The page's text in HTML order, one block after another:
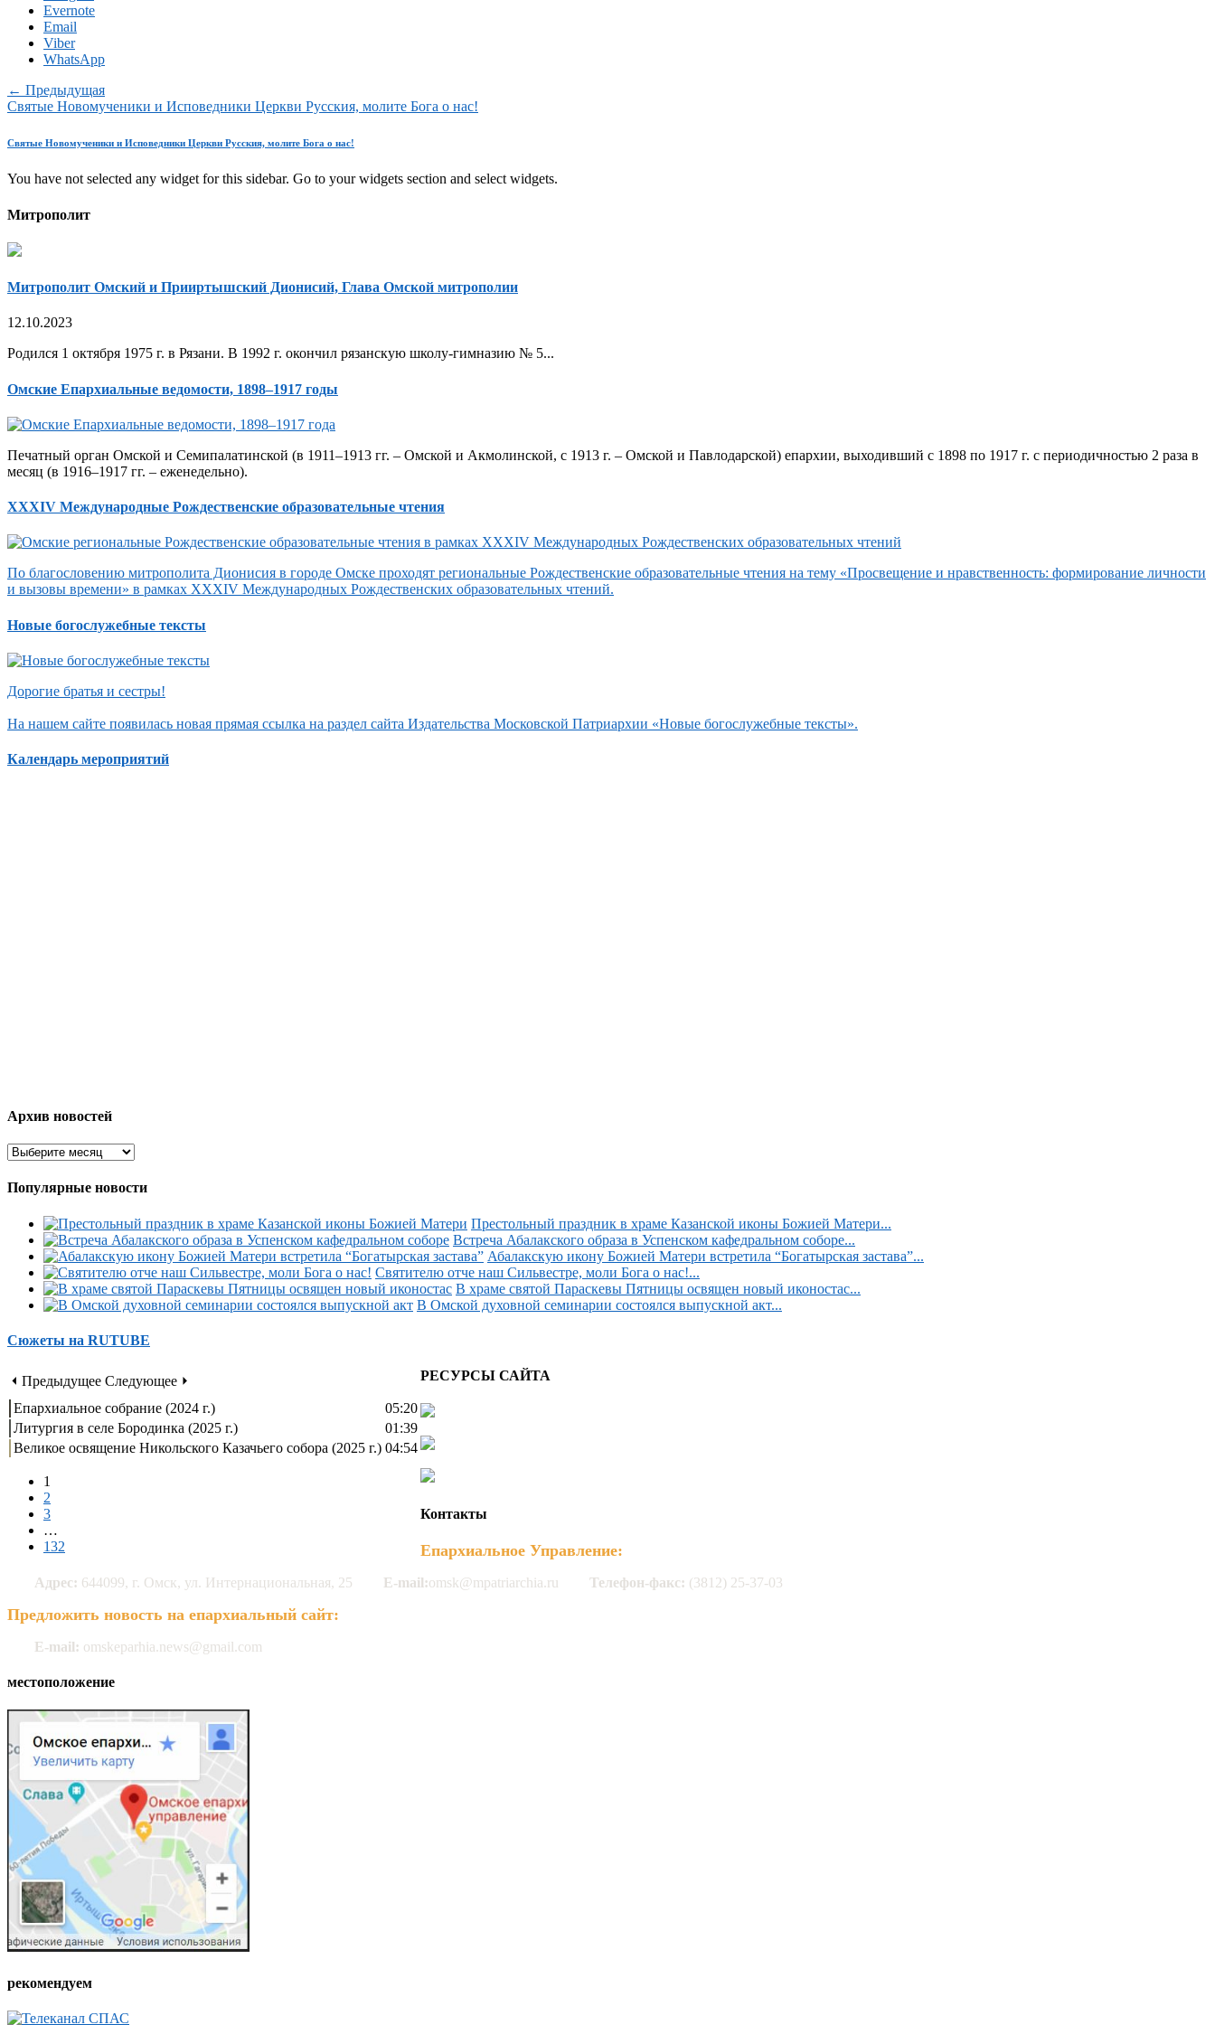
Evernote
Email
Viber
WhatsApp
← Предыдущая
Святые Новомученики и Исповедники Церкви Русския, молите Бога о нас!
Святые Новомученики и Исповедники Церкви Русския, молите Бога о нас!
You have not selected any widget for this sidebar. Go to your widgets section and select widgets.
Митрополит
Митрополит Омский и Прииртышский Дионисий, Глава Омской митрополии
12.10.2023
Родился 1 октября 1975 г. в Рязани. В 1992 г. окончил рязанскую школу-гимназию № 5...
Омские Епархиальные ведомости, 1898–1917 годы
Печатный орган Омской и Семипалатинской (в 1911–1913 гг. – Омской и Акмолинской, с 1913 г. – Омской и Павлодарской) епархии, выходивший с 1898 по 1917 г. с периодичностью 2 раза в
месяц (в 1916–1917 гг. – еженедельно).
XXXIV Международные Рождественские образовательные чтения
По благословению митрополита Дионисия в городе Омске проходят региональные Рождественские образовательные чтения на тему «Просвещение и нравственность: формирование личности
и вызовы времени» в рамках XXXIV Международных Рождественских образовательных чтений.
Новые богослужебные тексты
Дорогие братья и сестры!
На нашем сайте появилась новая прямая ссылка на раздел сайта Издательства Московской Патриархии «Новые богослужебные тексты».
Календарь мероприятий
Архив новостей
Популярные новости
Престольный праздник в храме Казанской иконы Божией Матери...
Встреча Абалакского образа в Успенском кафедральном соборе...
Абалакскую икону Божией Матери встретила “Богатырская застава”...
Святителю отче наш Сильвестре, моли Бога о нас!...
В храме святой Параскевы Пятницы освящен новый иконостас...
В Омской духовной семинарии состоялся выпускной акт...
Сюжеты на RUTUBE
⏴ Предыдущее Следующее ⏵
Епархиальное собрание (2024 г.)
05:20
Литургия в селе Бородинка (2025 г.)
01:39
Великое освящение Никольского Казачьего собора (2025 г.) 04:54
1
2
3
…
132
РЕСУРСЫ САЙТА
Контакты
Епархиальное Управление:
Адрес: 644099, г. Омск, ул. Интернациональная, 25 E-mail:omsk@mpatriarchia.ru Телефон-факс: (3812) 25-37-03
Предложить новость на епархиальный сайт:
E-mail: omskeparhia.news@gmail.com
местоположение
рекомендуем